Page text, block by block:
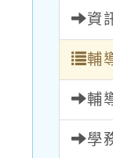
資
輔
輔
學